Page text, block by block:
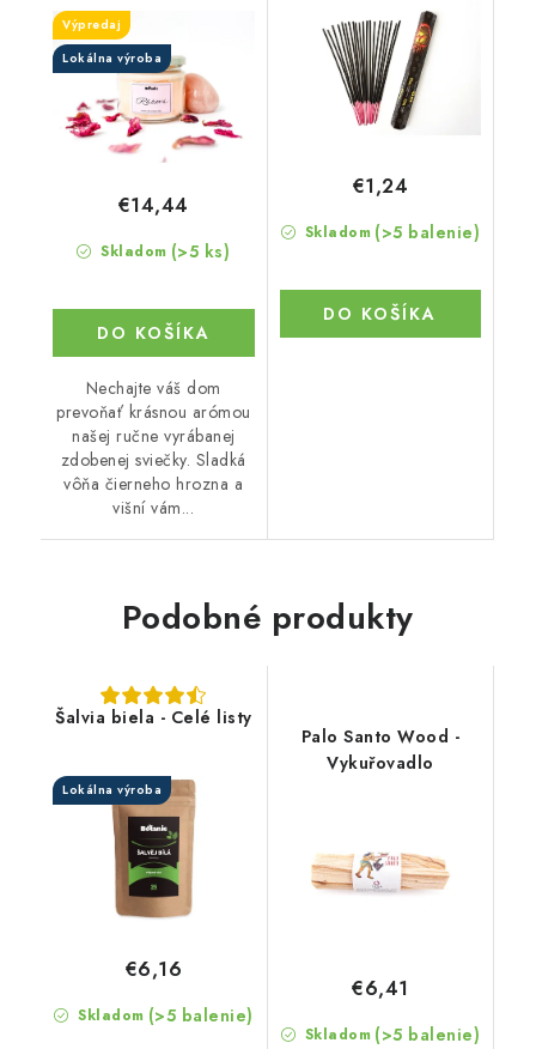
aromatizovaná
Výpredaj
Lokálna výroba
Skladom (>5 ks)
€14,44
DO KOŠÍKA
Nechajte váš dom
prevoňať krásnou arómou
našej ručne vyrábanej
zdobenej sviečky. Sladká
vôňa čierneho hrozna a
višní vám...
Skladom (>5 balenie)
€1,24
DO KOŠÍKA
Podobné produkty
Šalvia biela - Celé listy
Lokálna výroba
Skladom (>5 balenie)
€6,16
Palo Santo Wood -
Vykuřovadlo
Skladom (>5 balenie)
€6,41